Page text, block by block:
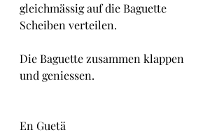
gleichmässig auf die Baguette
Scheiben verteilen.
Die Baguette zusammen klappen
und geniessen.
En Guetä